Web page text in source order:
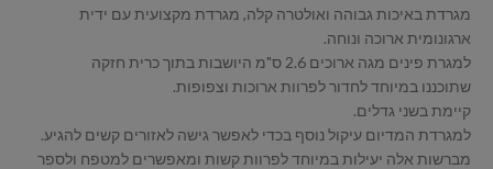
מגרדת באיכות גבוהה ואולטרה קלה, מגרדת מקצועית עם ידית
ארגונומית ארוכה ונוחה.
למגרת פינים מגה ארוכים 2.6 ס"מ היושבות בתוך כרית חזקה
שתוכננו במיוחד לחדור לפרוות ארוכות וצפופות.
קיימת בשני גדלים.
למגרדת המדיום עיקול נוסף בכדי לאפשר גישה לאזורים קשים להגיע.
מברשות אלה יעילות במיוחד לפרוות קשות ומאפשרים למטפח ולספר